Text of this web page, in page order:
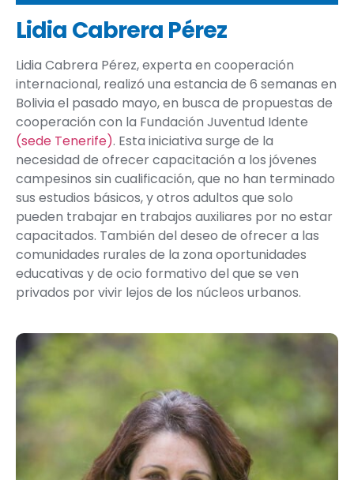
Lidia Cabrera Pérez
Lidia Cabrera Pérez,experta en cooperación
internacional, realizó una estancia de 6 semanas en
Bolivia el pasado mayo, en busca de propuestas de
cooperación con la Fundación Juventud Idente
(sede Tenerife). Esta iniciativa surge de la
necesidad de ofrecer capacitación a los jóvenes
campesinos sin cualificación, que no han terminado
sus estudios básicos, y otros adultos que solo
pueden trabajar en trabajos auxiliares por no estar
capacitados. También del deseo de ofrecer a las
comunidades rurales de la zona oportunidades
educativas y de ocio formativo del que se ven
privados por vivir lejos de los núcleos urbanos.